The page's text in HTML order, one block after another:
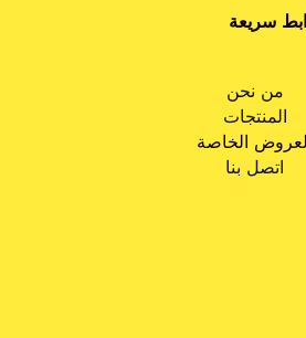
سريعة
من نحن
المنتجات
الخاصة
اتصل بنا